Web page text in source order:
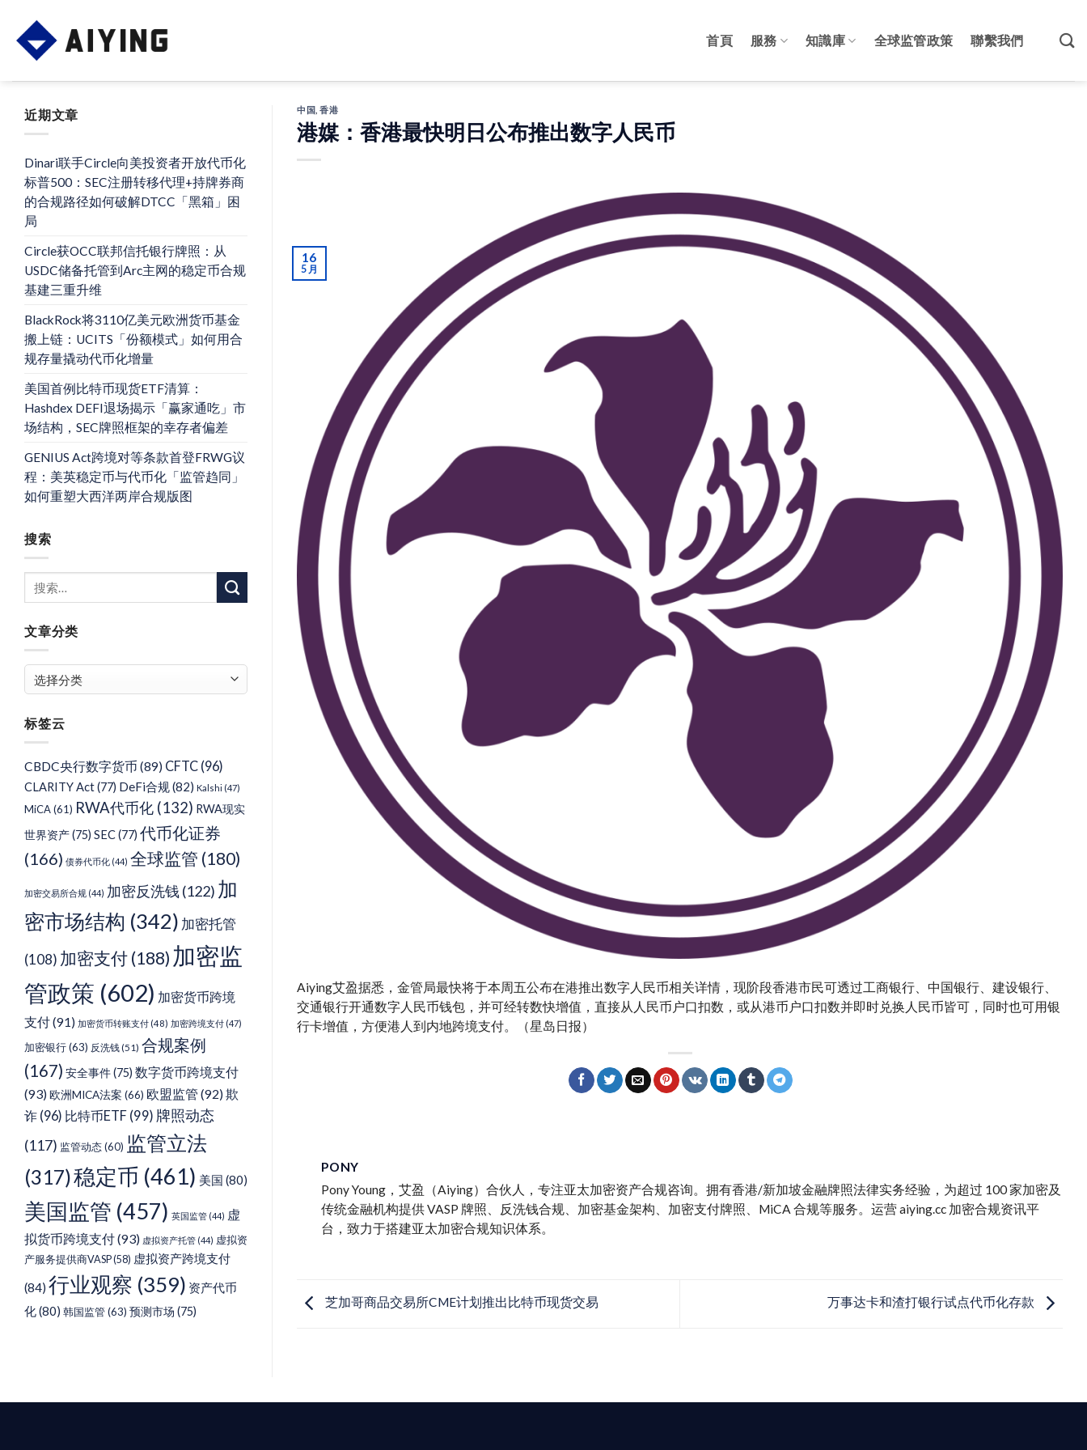
content
首頁 服務 知識庫 全球监管政策 聯繫我們
近期文章
Dinari联手Circle向美投资者开放代币化
标普500：SEC注册转移代理+持牌券商
的合规路径如何破解DTCC「黑箱」困
局
Circle获OCC联邦信托银行牌照：从
USDC储备托管到Arc主网的稳定币合规
基建三重升维
BlackRock将3110亿美元欧洲货币基金
搬上链：UCITS「份额模式」如何用合
规存量撬动代币化增量
美国首例比特币现货ETF清算：
Hashdex DEFI退场揭示「赢家通吃」市
场结构，SEC牌照框架的幸存者偏差
GENIUS Act跨境对等条款首登FRWG议
程：美英稳定币与代币化「监管趋同」
如何重塑大西洋两岸合规版图
搜索
文章分类
章
类
标签云
CBDC央行数字货币 (89) CFTC (96)
CLARITY Act(77) DeFi合规(82) Kalshi (47)
MiCA(61) RWA代币化 (132) RWA现实
世界资产(75) SEC(77) 代币化证券
(166) 债券代币化 (44) 全球监管 (180)
加密交易所合规 (44) 加密反洗钱 (122) 加
密市场结构 (342) 加密托管
(108) 加密支付 (188) 加密监
管政策 (602) 加密货币跨境
支付(91) 加密货币转账支付 (48) 加密跨境支付 (47)
加密银行(63) 反洗钱(51) 合规案例
(167) 安全事件(75) 数字货币跨境支付
(93)欧洲MICA法案 (66) 欧盟监管 (92)欺
诈 (96) 比特币ETF (99) 牌照动态
(117) 监管动态(60) 监管立法
(317)稳定币 (461) 美国 (80)
美国监管 (457) 英国监管 (44) 虚
拟货币跨境支付(93) 虚拟资产托管 (44) 虚拟资
产服务提供商VASP(58) 虚拟资产跨境支付
(84) 行业观察 (359) 资产代币
化(80) 韩国监管(63) 预测市场 (75)
中国 ,香港
港媒：香港最快明日公布推出数字人民币
16
5 月
Aiying艾盈据悉，金管局最快将于本周五公布在港推出数字人民币相关详情，现阶段香港市民可透过工商银行、中国银行、建设银行、
交通银行开通数字人民币钱包，并可经转数快增值，直接从人民币户口扣数，或从港币户口扣数并即时兑换人民币皆可，同时也可用银
行卡增值，方便港人到内地跨境支付。（星岛日报）
PONY
Pony Young，艾盈（Aiying）合伙人，专注亚太加密资产合规咨询。拥有香港/新加坡金融牌照法律实务经验，为超过 100 家加密及
传统金融机构提供 VASP 牌照、反洗钱合规、加密基金架构、加密支付牌照、MiCA 合规等服务。运营 aiying.cc 加密合规资讯平
台，致力于搭建亚太加密合规知识体系。
芝加哥商品交易所CME计划推出比特币现货交易 万事达卡和渣打银行试点代币化存款